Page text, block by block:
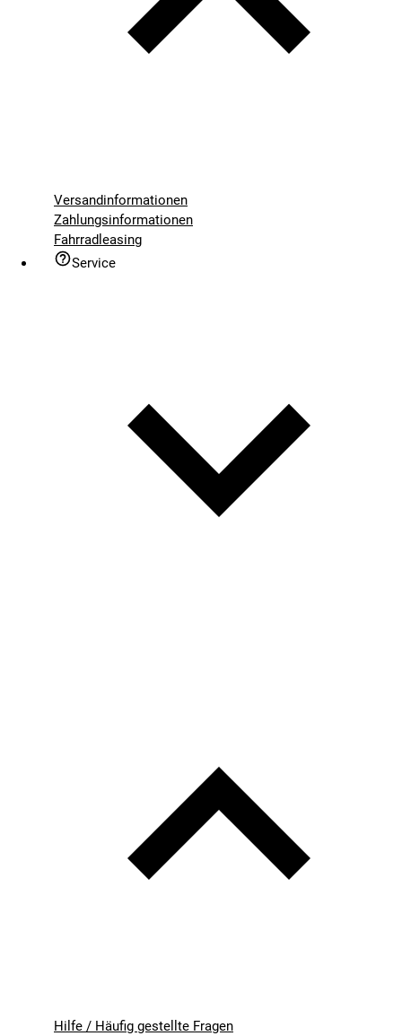
Versandinformationen
Zahlungsinformationen
Fahrradleasing
Service
Hilfe / Häufig gestellte Fragen